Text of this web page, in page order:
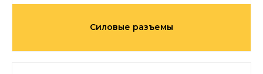
Силовые разъемы